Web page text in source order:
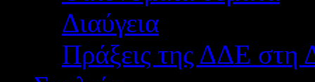
Διαύγεια
Πράξεις της ΔΔΕ στη